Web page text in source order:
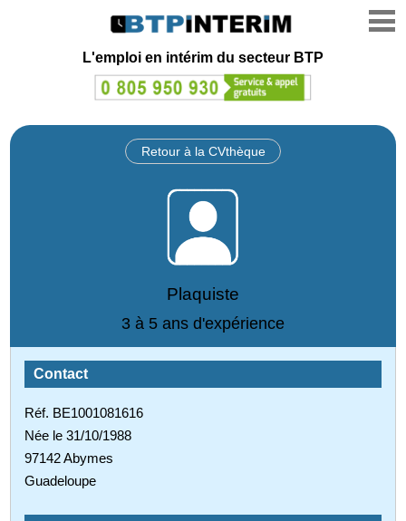
L'emploi en intérim du secteur BTP
Retour à la CVthèque
Plaquiste
3 à 5 ans d'expérience
Contact
Réf. BE1001081616
Née le 31/10/1988
97142 Abymes
Guadeloupe